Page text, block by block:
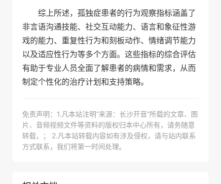
综上所述，孤独症患者的行为观察指标涵盖了
非言语沟通技能、社交互动能力、语言和象征性游
戏的能力、重复性行为和刻板动作、情绪调节能力
以及适应性行为等多个方面。这些指标的综合评估
有助于专业人员全面了解患者的病情和需求，从而
制定个性化的治疗计划和支持策略。
免责声明：1.凡本站注明“来源：长沙开音”所载的文章、图
片、音频视频文件等资料的版权归本中心所有，请务随意
转载，； 2.凡本站转载内容如有涉及侵权，请与站内联系
方式联系，我们将第一时间处理。